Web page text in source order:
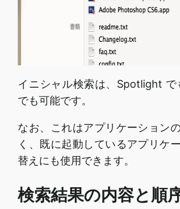
イニシャル検索は、Spotlight
でも可能です。
なお、これはアプリケーション
く、既に起動しているアプリケ
替えにも使用できます。
検索結果の内容と順